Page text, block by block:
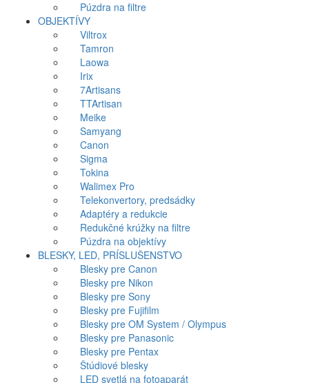
Púzdra na filtre
OBJEKTÍVY
Viltrox
Tamron
Laowa
Irix
7Artisans
TTArtisan
Meike
Samyang
Canon
Sigma
Tokina
Walimex Pro
Telekonvertory, predsádky
Adaptéry a redukcie
Redukčné krúžky na filtre
Púzdra na objektívy
BLESKY, LED, PRÍSLUŠENSTVO
Blesky pre Canon
Blesky pre Nikon
Blesky pre Sony
Blesky pre Fujifilm
Blesky pre OM System / Olympus
Blesky pre Panasonic
Blesky pre Pentax
Štúdiové blesky
LED svetlá na fotoaparát